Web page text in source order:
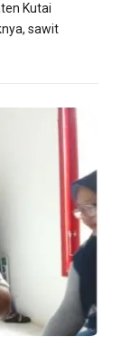
Kutai
sawit